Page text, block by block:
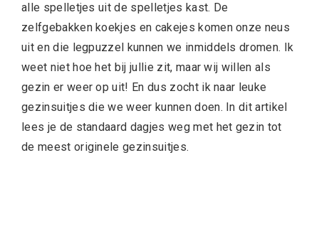
alle spelletjes uit de spelletjes kast. De
zelfgebakken koekjes en cakejes komen onze neus
uit en die legpuzzel kunnen we inmiddels dromen. Ik
weet niet hoe het bij jullie zit, maar wij willen als
gezin er weer op uit! En dus zocht ik naar leuke
gezinsuitjes die we weer kunnen doen. In dit artikel
lees je de standaard dagjes weg met het gezin tot
de meest originele gezinsuitjes.